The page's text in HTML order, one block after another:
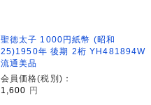
聖徳太子 1000円紙幣 (昭和
25)1950年 後期 2桁 YH481894W
流通美品
会員価格(税別)：
1,600 円